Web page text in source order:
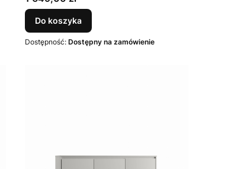
Do koszyka
Dostępność: Dostępny na zamówienie